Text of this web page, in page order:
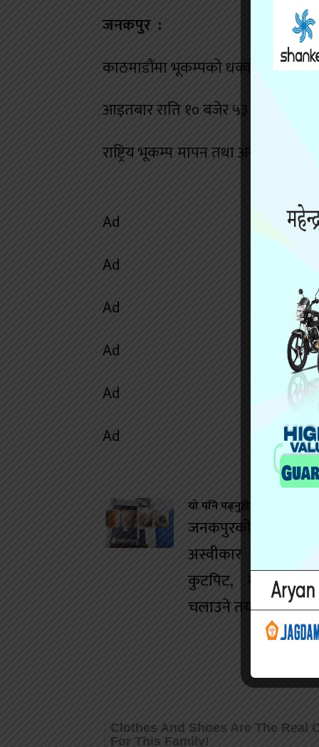
जनकपुर :
काठमाडौंमा भूकम्पको धक्का महसुस
आइतबार राति १० बजेर ५३ मिनेट
राष्ट्रिय भूकम्प मापन तथा अनुसन्धान
Ad
Ad
Ad
Ad
Ad
Ad
यो पनि पढ्नुहोस
जनकपुरको डान्स
अस्वीकार गर्दा
कुटपिट, मानव
चलाउने तयारी